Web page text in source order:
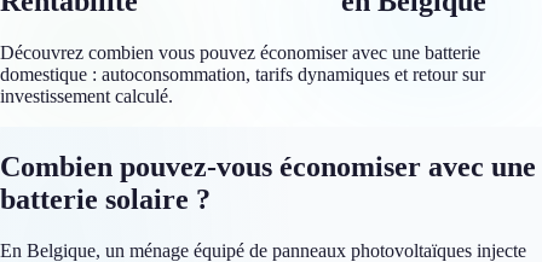
Découvrez combien vous pouvez économiser avec une batterie
domestique : autoconsommation, tarifs dynamiques et retour sur
investissement calculé.
Combien pouvez-vous économiser avec une
batterie solaire ?
En Belgique, un ménage équipé de panneaux photovoltaïques injecte